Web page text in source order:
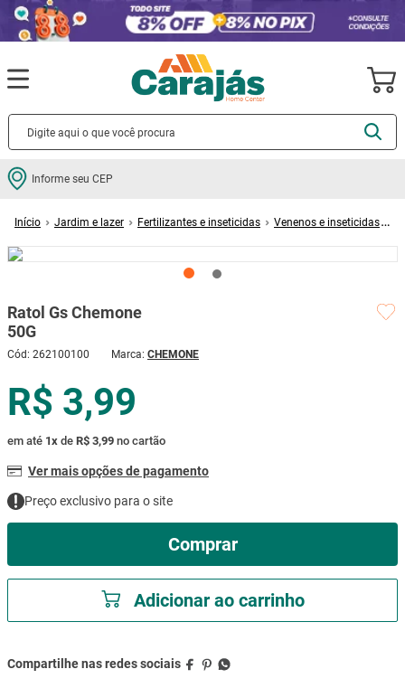
Informe seu CEP
Jardim e lazer Fertilizantes e inseticidas
Venenos e inseticidas
Ratol Gs Chemone
50G
Cód: 262100100 CHEMONE
R$ 3,99
em até 1x de R$ 3,99 no cartão
Ver mais opções de pagamento
Preço exclusivo para o site
Comprar
Adicionar ao carrinho
Termos mais buscados
2º porcelanato
5º porta
8 º cadeira